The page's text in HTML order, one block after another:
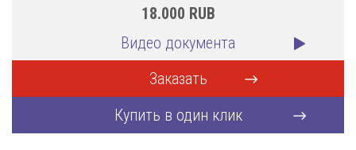
18.000 RUB
Видео документа
Заказать
Купить в один клик